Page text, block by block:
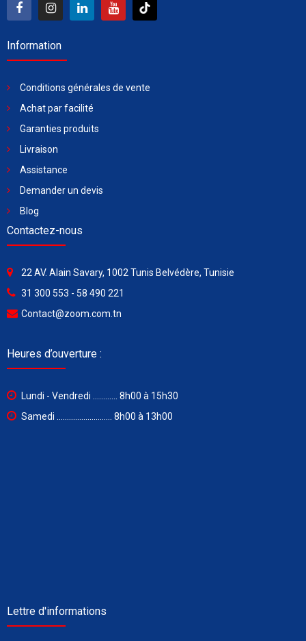
Information
Conditions générales de vente
Achat par facilité
Garanties produits
Livraison
Assistance
Demander un devis
Blog
Contactez-nous
22 AV. Alain Savary, 1002 Tunis Belvédère, Tunisie
31 300 553 - 58 490 221
Contact@zoom.com.tn
Heures d’ouverture :
Lundi - Vendredi ............ 8h00 à 15h30
Samedi ........................... 8h00 à 13h00
Lettre d'informations